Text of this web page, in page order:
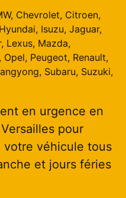
Chevrolet, Citroen,
Isuzu, Jaguar,
Lexus, Mazda,
Peugeot, Renault,
Subaru, Suzuki,
en urgence en
pour
votre véhicule tous
et jours féries